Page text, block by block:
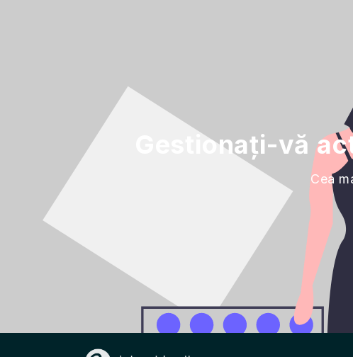
Gestionați-vă
Cea